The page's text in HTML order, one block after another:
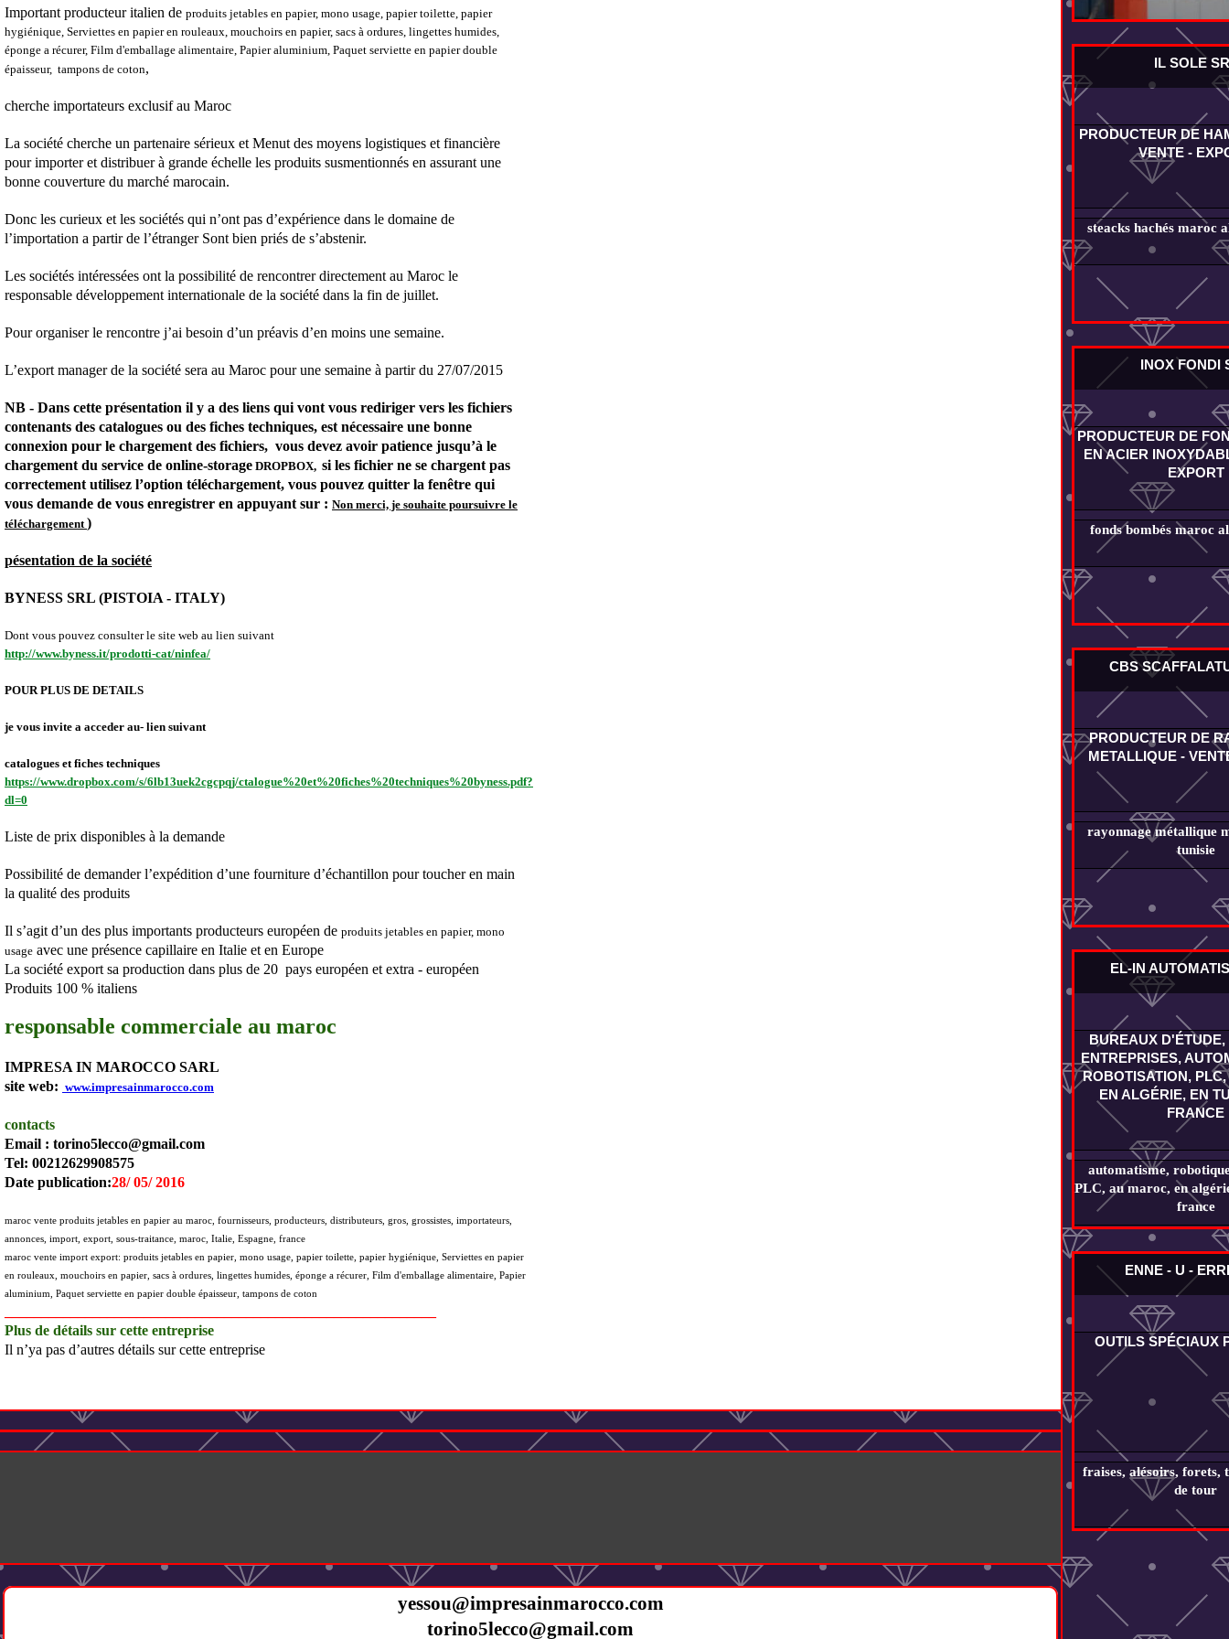
IL SOLE
PRODUCTEUR DE
VENTE -
steacks hachés maroc
INOX FONDI
PRODUCTEUR DE
EN ACIER
EXPORT
fonds bombés maroc
CBS
PRODUCTEUR DE
METALLIQUE -
rayonnage métallique
tunisie
EL-IN
BUREAUX D'ÉTUDE,
ENTREPRISES,
ROBOTISATION,
EN ALGÉRIE, EN
FRANCE
automatisme,
PLC, au maroc, en
france
ENNE - U -
OUTILS SPÉCIAUX
fraises, alésoirs, forets,
de tour
Important producteur italien de produits jetables en papier, mono usage, papier toilette, papier
hygiénique, Serviettes en papier en rouleaux, mouchoirs en papier, sacs à ordures, lingettes humides,
éponge a récurer, Film d'emballage alimentaire, Papier aluminium, Paquet serviette en papier double
épaisseur, tampons de coton,
cherche importateurs exclusif au Maroc
La société cherche un partenaire sérieux et Menut des moyens logistiques et financière
pour importer et distribuer à grande échelle les produits susmentionnés en assurant une
bonne couverture du marché marocain.
Donc les curieux et les sociétés qui n’ont pas d’expérience dans le domaine de
l’importation a partir de l’étranger Sont bien priés de s’abstenir.
Les sociétés intéressées ont la possibilité de rencontrer directement au Maroc le
responsable développement internationale de la société dans la fin de juillet.
Pour organiser le rencontre j’ai besoin d’un préavis d’en moins une semaine.
L’export manager de la société sera au Maroc pour une semaine à partir du 27/07/2015
NB - Dans cette présentation il y a des liens qui vont vous rediriger vers les fichiers
contenants des catalogues ou des fiches techniques, est nécessaire une bonne
connexion pour le chargement des fichiers, vous devez avoir patience jusqu’à le
chargement du service de online-storage DROPBOX, si les fichier ne se chargent pas
correctement utilisez l’option téléchargement, vous pouvez quitter la fenêtre qui
vous demande de vous enregistrer en appuyant sur : Non merci, je souhaite poursuivre le
téléchargement)
pésentation de la société
BYNESS SRL (PISTOIA - ITALY)
Dont vous pouvez consulter le site web au lien suivant
http://www.byness.it/prodotti-cat/ninfea/
POUR PLUS DE DETAILS
je vous invite a acceder au- lien suivant
catalogues et fiches techniques
https://www.dropbox.com/s/6lb13uek2cgcpqj/ctalogue%20et%20fiches%20techniques%20byness.pdf?
dl=0
Liste de prix disponibles à la demande
Possibilité de demander l’expédition d’une fourniture d’échantillon pour toucher en main
la qualité des produits
Il s’agit d’un des plus importants producteurs européen de produits jetables en papier, mono
usage avec une présence capillaire en Italie et en Europe
La société export sa production dans plus de 20 pays européen et extra - européen
Produits 100 % italiens
responsable commerciale au maroc
IMPRESA IN MAROCCO SARL
site web: www.impresainmarocco.com
contacts
Email : torino5lecco@gmail.com
Tel: 00212629908575
Date publication:28/ 05/ 2016
maroc vente produits jetables en papier au maroc, fournisseurs, producteurs, distributeurs, gros, grossistes, importateurs,
annonces, import, export, sous-traitance, maroc, Italie, Espagne, france
maroc vente import export: produits jetables en papier, mono usage, papier toilette, papier hygiénique, Serviettes en papier
en rouleaux, mouchoirs en papier, sacs à ordures, lingettes humides, éponge a récurer, Film d'emballage alimentaire, Papier
aluminium, Paquet serviette en papier double épaisseur, tampons de coton
Plus de détails sur cette entreprise
Il n’ya pas d’autres détails sur cette entreprise
yessou@impresainmarocco.com
torino5lecco@gmail.com